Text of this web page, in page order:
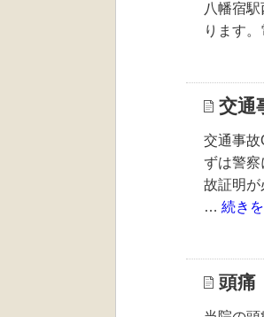
八幡宿
ります
交通
交通事故
ずは警
故証明が
… 続き
頭痛